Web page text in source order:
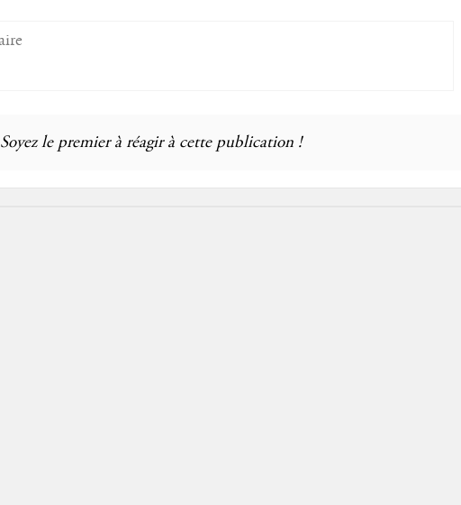
Soyez le premier à réagir à cette publication !